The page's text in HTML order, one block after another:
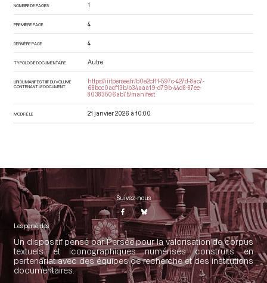
NOMBRE DE PAGES 1
PREMIÈRE PAGE 4
DERNIÈRE PAGE 4
TYPOLOGIE DOCUMENTAIRE Autre
URI DU MANIFEST IIIF DU VOLUME
CONTENANT LE DOCUMENT
https://iiif.persee.fr/b0e2cf11-597c-427d-8ac7-
68bcc0acf13b/b34aaa19-d79b-44d8-87ee-
80383506ab75/manifest
MODIFIÉ LE 21 janvier 2026 à 10:00
Suivez-nous
Les perséides
Un dispositif pensé par Persée pour la valorisation de corpus
textuels et iconographiques numérisés construits en
partenariat avec des équipes de recherche et des institutions
documentaires.